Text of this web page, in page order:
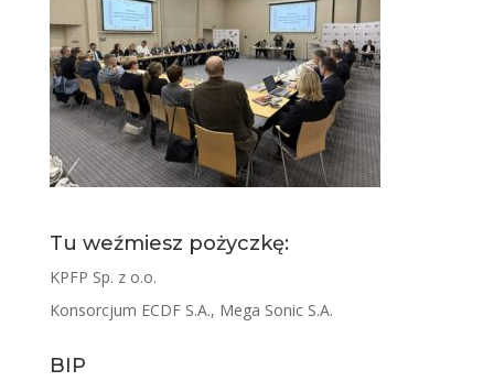
Tu weźmiesz pożyczkę:
KPFP Sp. z o.o.
Konsorcjum ECDF S.A., Mega Sonic S.A.
BIP